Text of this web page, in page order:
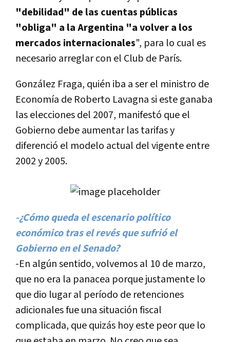
"debilidad" de las cuentas públicas
"obliga" a la Argentina "a volver a los
mercados internacionales", para lo cual es
necesario arreglar con el Club de Parí­s.
González Fraga, quién iba a ser el ministro de
Economí­a de Roberto Lavagna si este ganaba
las elecciones del 2007, manifestó que el
Gobierno debe aumentar las tarifas y
diferenció el modelo actual del vigente entre
2002 y 2005.
-¿Cómo queda el escenario polí­tico
económico tras el revés que sufrió el
Gobierno en el Senado?
-En algún sentido, volvemos al 10 de marzo,
que no era la panacea porque justamente lo
que dio lugar al perí­odo de retenciones
adicionales fue una situación fiscal
complicada, que quizás hoy este peor que lo